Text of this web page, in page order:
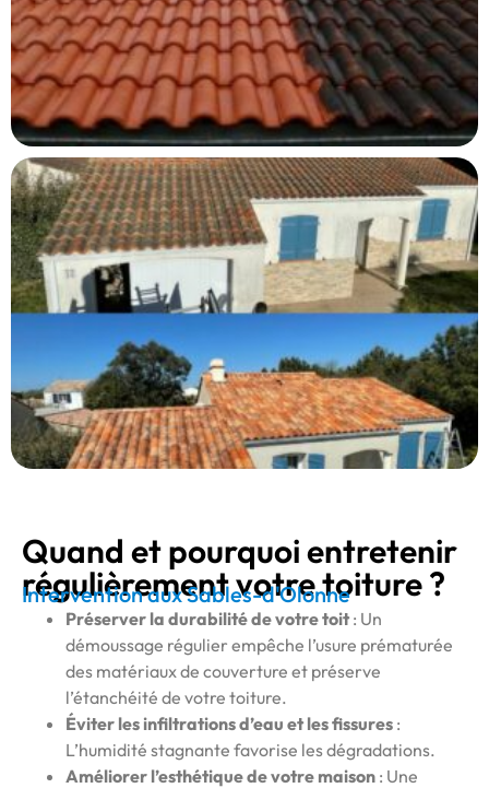
Quand et pourquoi entretenir
régulièrement votre toiture ?
Intervention aux Sables-d'Olonne
Préserver la durabilité de votre toit : Un
démoussage régulier empêche l’usure prématurée
des matériaux de couverture et préserve
l’étanchéité de votre toiture.
Éviter les infiltrations d’eau et les fissures :
L’humidité stagnante favorise les dégradations.
Améliorer l’esthétique de votre maison : Une